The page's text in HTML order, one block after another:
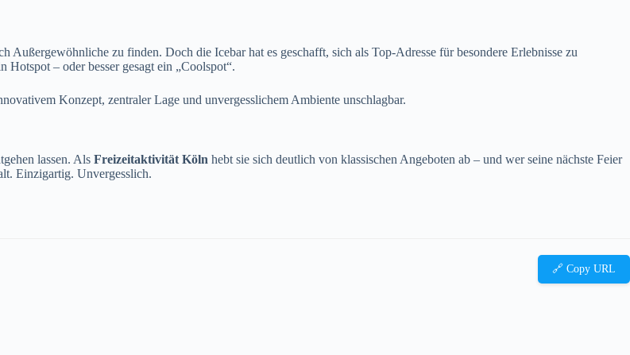
zu finden. Doch die Icebar hat es geschafft, sich als Top-Adresse für besondere Erlebnisse zu
Hotspot – oder besser gesagt ein „Coolspot“.
Konzept, zentraler Lage und unvergesslichem Ambiente unschlagbar.
lassen. Als Freizeitaktivität Köln hebt sie sich deutlich von klassischen Angeboten ab – und wer seine nächste Feier
Einzigartig. Unvergesslich.
🔗 Copy URL